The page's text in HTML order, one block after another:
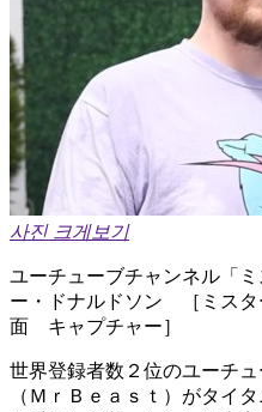
사진 크게보기
ユーチューブチャンネル「
ー・ドナルドソン ［ミス
面 キャプチャー］
世界登録者数２位のユーチ
（ＭｒＢｅａｓｔ）がタイ